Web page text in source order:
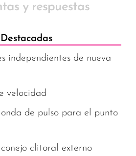
y respuestas
independientes de nueva
velocidad
de pulso para el punto
clitoral externo